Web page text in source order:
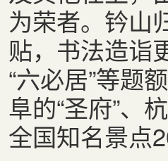
为荣者。钤山
贴，书法造诣
“六必居”等题
阜的“圣府”、
全国知名景点